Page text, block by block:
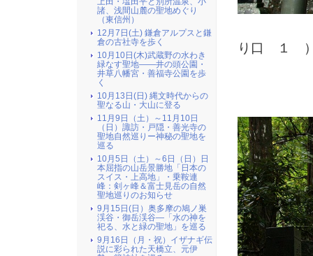
り口 １
諸、浅間山麓の聖地めぐり
（東信州）
12月7日(土) 鎌倉アルプスと鎌
倉の古社寺を歩く
10月10日(木)武蔵野の水わき
緑なす聖地――井の頭公園・
井草八幡宮・善福寺公園を歩
く
10月13日(日) 縄文時代からの
聖なる山・大山に登る
11月9日（土）～11月10日
（日）諏訪・戸隠・善光寺の
聖地自然巡りー神秘の聖地を
巡る
10月5日（土）～6日（日）日
本屈指の山岳景勝地「日本の
スイス・上高地」・乗鞍連
峰：剣ヶ峰＆富士見岳の自然
聖地巡りのお知らせ
9月15日(日）奥多摩の鳩ノ巣
渓谷・御岳渓谷―「水の神を
祀る、水と緑の聖地」を巡る
9月16日（月・祝）イザナギ伝
説に彩られた天橋立、元伊